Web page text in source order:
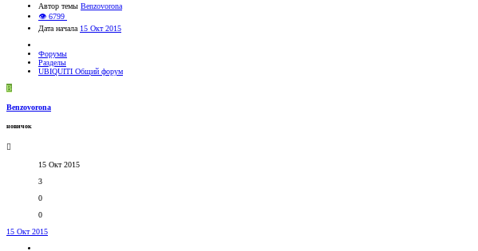
Автор темы Benzovorona
👁 6799
Дата начала 15 Окт 2015
Форумы
Разделы
UBIQUITI Общий форум
B
Benzovorona
новичок
15 Окт 2015
3
0
0
15 Окт 2015